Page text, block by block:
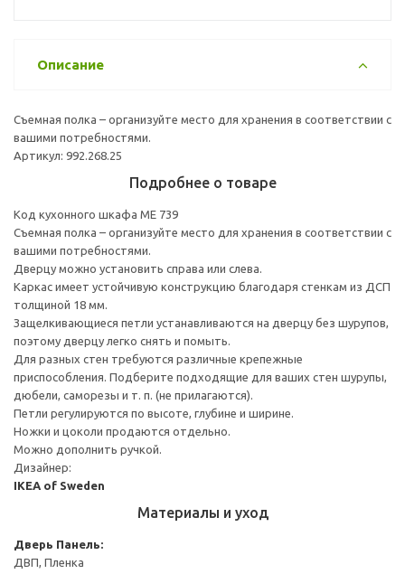
Описание
Съемная полка – организуйте место для хранения в соответствии с
вашими потребностями.
Артикул: 992.268.25
Подробнее о товаре
Код кухонного шкафа ME 739
Съемная полка – организуйте место для хранения в соответствии с
вашими потребностями.
Дверцу можно установить справа или слева.
Каркас имеет устойчивую конструкцию благодаря стенкам из ДСП
толщиной 18 мм.
Защелкивающиеся петли устанавливаются на дверцу без шурупов,
поэтому дверцу легко снять и помыть.
Для разных стен требуются различные крепежные
приспособления. Подберите подходящие для ваших стен шурупы,
дюбели, саморезы и т. п. (не прилагаются).
Петли регулируются по высоте, глубине и ширине.
Ножки и цоколи продаются отдельно.
Можно дополнить ручкой.
Дизайнер:
IKEA of Sweden
Материалы и уход
Дверь Панель:
ДВП, Пленка